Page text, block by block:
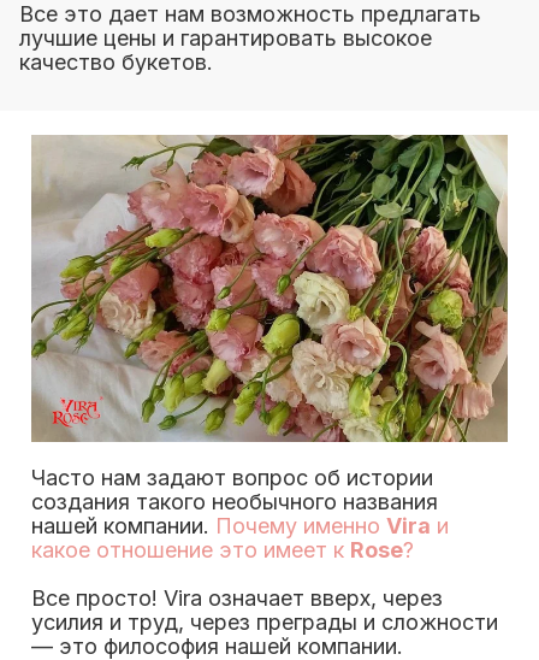
Все это дает нам возможность предлагать
лучшие цены и гарантировать высокое
качество букетов.
Часто нам задают вопрос об истории
создания такого необычного названия
нашей компании. Почему именно Vira и
какое отношение это имеет к Rose?
Все просто! Vira означает вверх, через
усилия и труд, через преграды и сложности
— это философия нашей компании.